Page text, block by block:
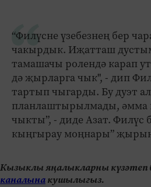
“Филүсне үзебезнең бер
чакырдык. Иҗатташ
тамашачы ролендә карап
дә җырларга чык", - дип
тартып чыгарды. Бу дуэт
планлаштырылмады, әмма
чыкты”, - диде Азат. Филүс
кыңгырау моңнары”
Кызыклы яңалыкларны күзәтеп
каналынакушылыгыз.